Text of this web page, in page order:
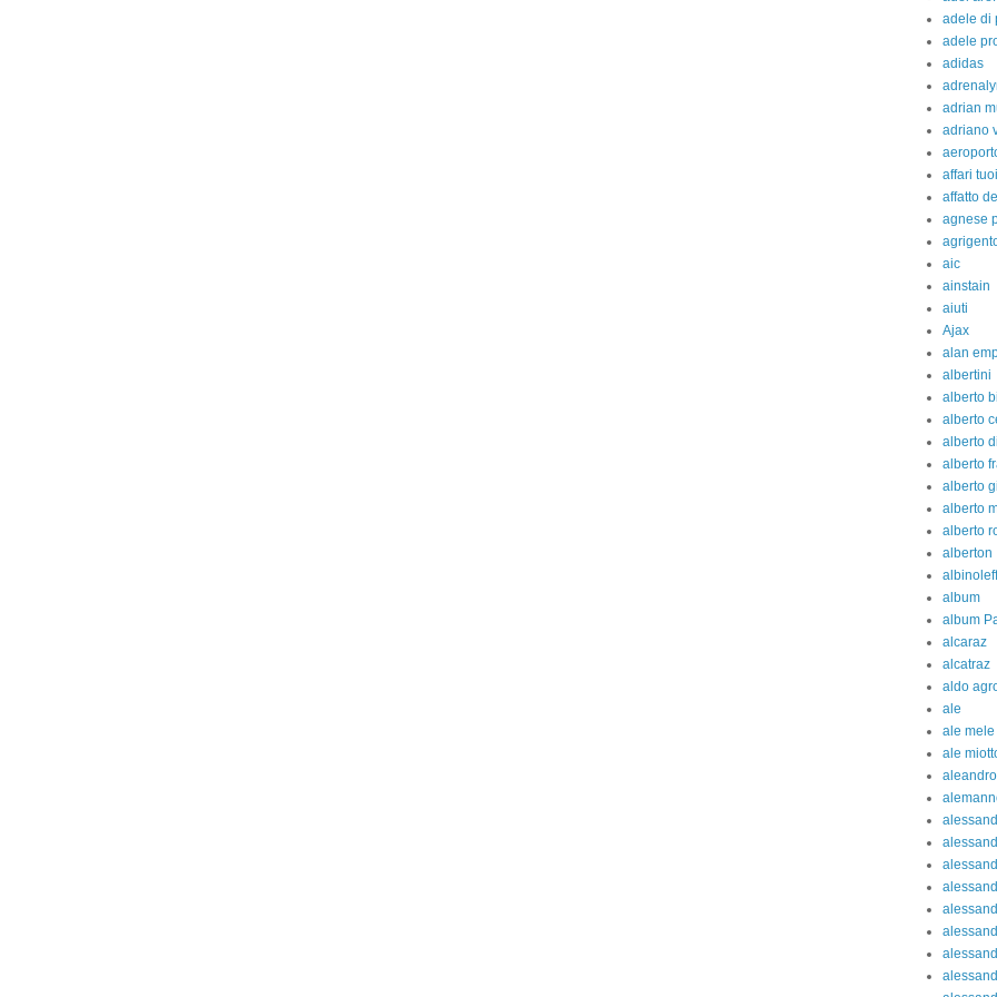
adele di
adele
adidas
adrian
adriano
affari tuoi
affatto
agnese
aic
ainstain
aiuti
Ajax
alan
albertini
alberto
alberto
alberto
alberto
alberto
alberto
alberto
alberton
album
album
alcaraz
alcatraz
aldo
ale
ale mele
ale